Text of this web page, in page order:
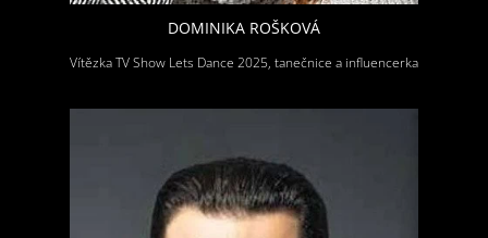
DOMINIKA ROŠKOVÁ
Vítězka TV Show Lets Dance 2025, tanečnice a influencerka